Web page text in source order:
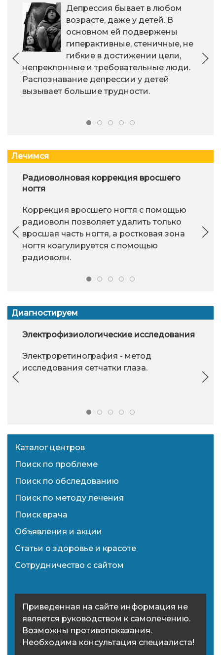
Депрессия бывает в любом
возрасте, даже у детей. В
основном ей подвержены
гиперактивные, стеничные, не
гибкие в достижении цели,
непреклонные и требовательные люди.
Распознавание депрессии у детей
вызывает большие трудности.
Лечимся
Радиоволновая коррекция вросшего
ногтя
Коррекция вросшего ногтя с помощью
радиоволн позволяет удалить только
вросшая часть ногтя, а ростковая зона
ногтя коагулируется с помощью
радиоволн.
Диагностируем
Электрофизиологические исследования
Электроретинография - метод
исследования сетчатки глаза.
Каталог центров
Поиск по проблеме
Поиск по обследованию
Поиск по методу лечения
Поиск врача
Объявления и акции
Статьи о здоровье и красоте
Сотрудничество с сайтом
Приведенная на сайте информация не
является руководством к самолечению.
Возможны противопоказания.
Необходима консультация специалиста!